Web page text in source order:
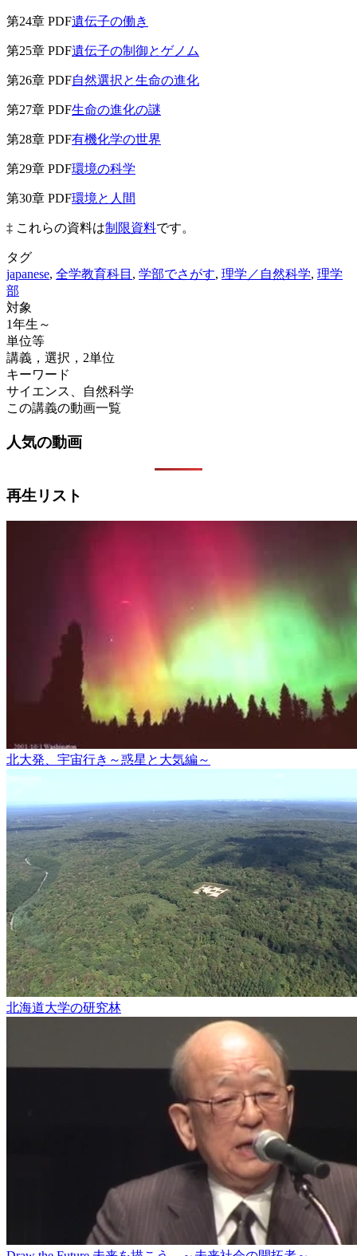
第24章 PDF遺伝子の働き
第25章 PDF遺伝子の制御とゲノム
第26章 PDF自然選択と生命の進化
第27章 PDF生命の進化の謎
第28章 PDF有機化学の世界
第29章 PDF環境の科学
第30章 PDF環境と人間
‡ これらの資料は制限資料です。
タグ
japanese, 全学教育科目 , 学部でさがす, 理学／自然科学, 理学
部
対象
1年生～
単位等
講義，選択，2単位
キーワード
サイエンス、自然科学
この講義の動画一覧
人気の動画
再生リスト
北大発、宇宙行き～惑星と大気編～
北海道大学の研究林